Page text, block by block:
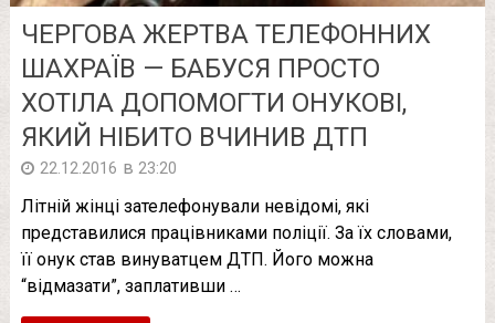
ЧЕРГОВА ЖЕРТВА ТЕЛЕФОННИХ
ШАХРАЇВ — БАБУСЯ ПРОСТО
ХОТІЛА ДОПОМОГТИ ОНУКОВІ,
ЯКИЙ НІБИТО ВЧИНИВ ДТП
22.12.2016 в 23:20
Літній жінці зателефонували невідомі, які
представилися працівниками поліції. За їх словами,
її онук став винуватцем ДТП. Його можна
“відмазати”, заплативши …